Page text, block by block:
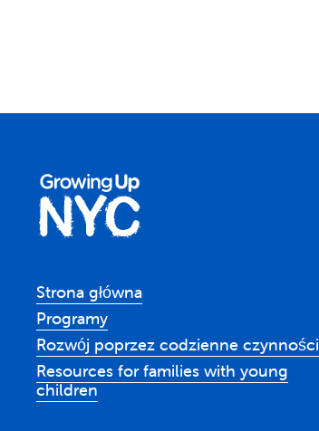
Strona główna
Programy
Rozwój poprzez codzienne czynności
Resources for families with young
children